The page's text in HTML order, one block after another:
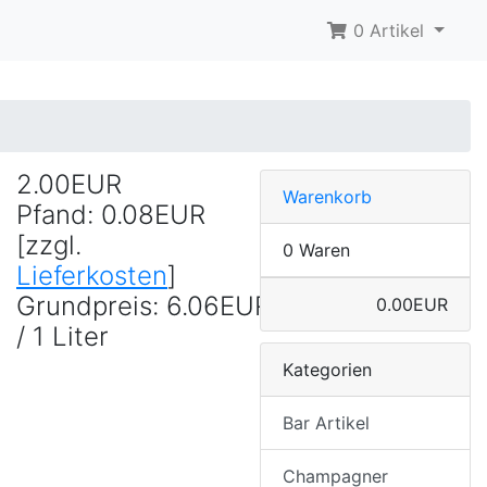
0 Artikel
2.00EUR
Pfand: 0.08EUR
[zzgl.
Lieferkosten]
Grundpreis: 6.06EUR
/ 1 Liter
Warenkorb
0 Waren
0.00EUR
Kategorien
Bar Artikel
Champagner